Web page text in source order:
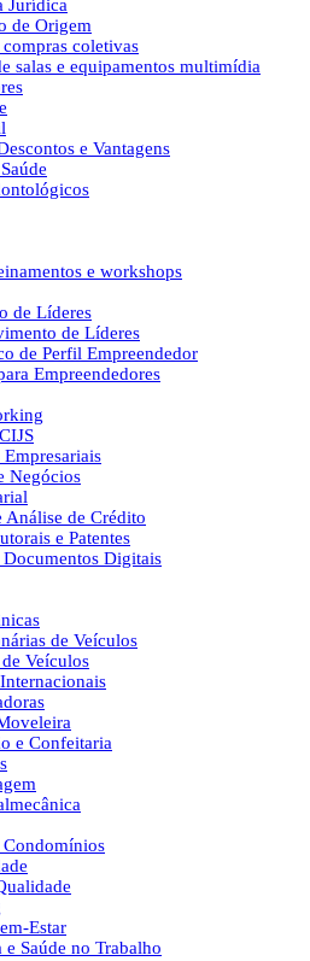
Jurídica
de Origem
compras coletivas
salas e equipamentos multimídia
e Vantagens
e workshops
de Líderes
de Líderes
de Perfil Empreendedor
Empreendedores
Negócios
Análise de Crédito
e Patentes
Documentos Digitais
de Veículos
Veículos
e Confeitaria
Condomínios
Estar
e Saúde no Trabalho